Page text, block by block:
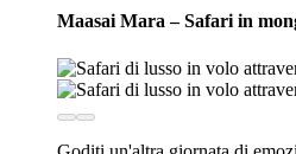
Maasai Mara – Safari in